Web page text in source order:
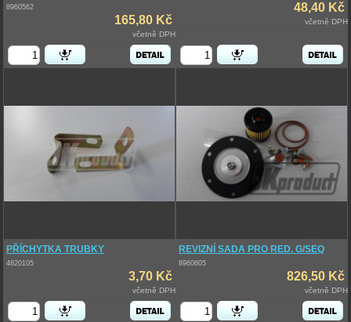
8960562
165,80 Kč
včetně DPH
48,40 Kč
včetně DPH
PŘÍCHYTKA TRUBKY
4820105
3,70 Kč
včetně DPH
REVIZNÍ SADA PRO RED. G/SEQ
8960605
826,50 Kč
včetně DPH